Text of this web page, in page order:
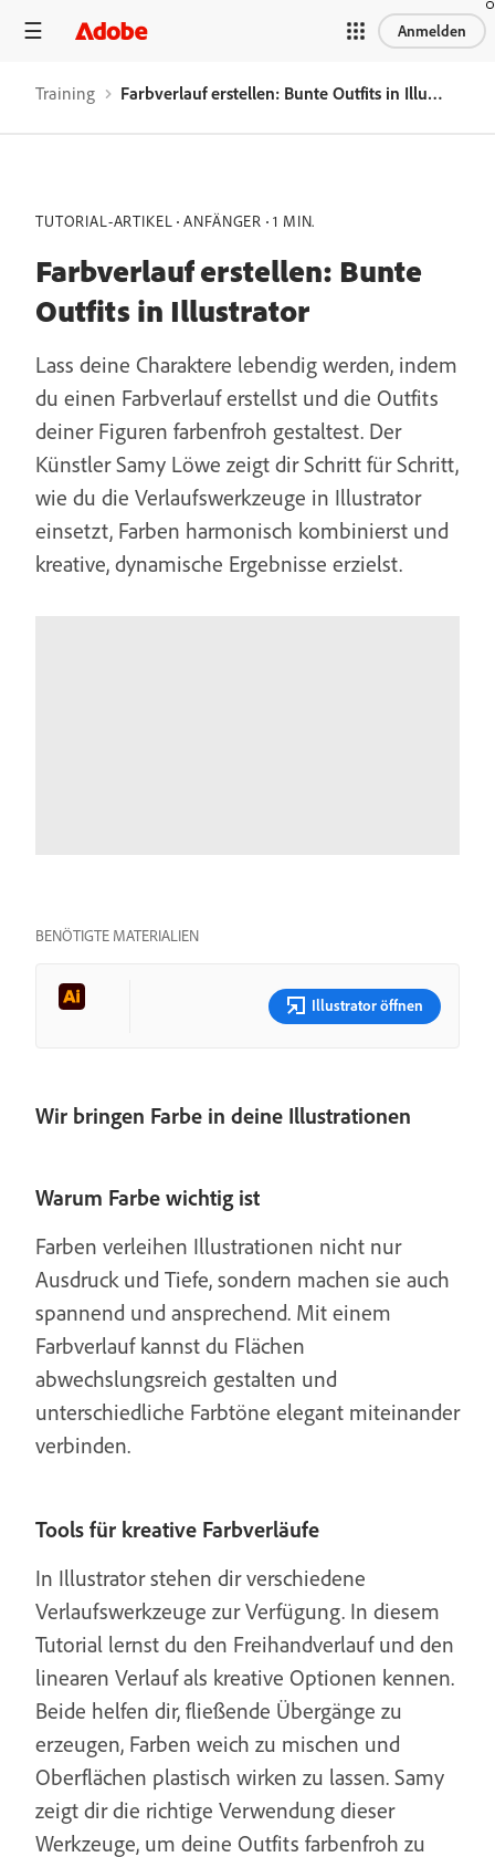
Anmelden
Training Farbverlauf erstellen: Bunte Outfits in Illustrator
TUTORIAL-ARTIKEL ANFÄNGER 1 MIN.
Farbverlauf erstellen: Bunte
Outfits in Illustrator
Lass deine Charaktere lebendig werden, indem
du einen Farbverlauf erstellst und die Outfits
deiner Figuren farbenfroh gestaltest. Der
Künstler Samy Löwe zeigt dir Schritt für Schritt,
wie du die Verlaufswerkzeuge in Illustrator
einsetzt, Farben harmonisch kombinierst und
kreative, dynamische Ergebnisse erzielst.
BENÖTIGTE MATERIALIEN
Illustrator öffnen
Wir bringen Farbe in deine Illustrationen
Warum Farbe wichtig ist
Farben verleihen Illustrationen nicht nur
Ausdruck und Tiefe, sondern machen sie auch
spannend und ansprechend. Mit einem
Farbverlauf kannst du Flächen
abwechslungsreich gestalten und
unterschiedliche Farbtöne elegant miteinander
verbinden.
Tools für kreative Farbverläufe
In Illustrator stehen dir verschiedene
Verlaufswerkzeuge zur Verfügung. In diesem
Tutorial lernst du den Freihandverlauf und den
linearen Verlauf als kreative Optionen kennen.
Beide helfen dir, fließende Übergänge zu
erzeugen, Farben weich zu mischen und
Oberflächen plastisch wirken zu lassen. Samy
zeigt dir die richtige Verwendung dieser
Werkzeuge, um deine Outfits farbenfroh zu